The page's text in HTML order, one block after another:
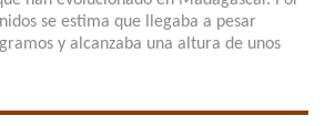
se estima que llegaba a pesar
y alcanzaba una altura de unos